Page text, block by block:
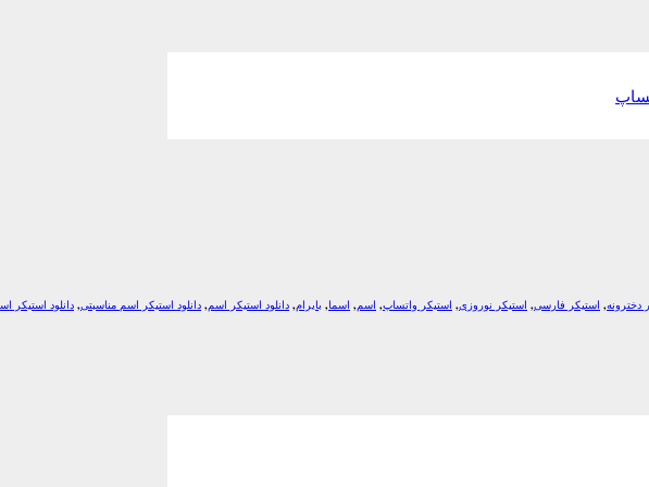
دخترونه, استیکر فارسی, استیکر نوروزی, استیکر واتساپ, اسم, اسما, بایرام, دانلود استیکر اسم, دانلود استیکر اسم مناسبتی, دانلود استیکر
علامت‌گذاری شده‌اند